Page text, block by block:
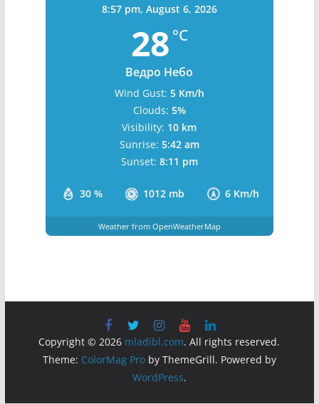
8:57 pm, August 6, 2026
28 °C
Ведро Небо
30 % 1012 mb 6 Km/h
Wind Gust: 5 Km/h
Clouds: 5%
Visibility: 10 km
Sunrise: 5:42 am
Sunset: 8:11 pm
Weather from OpenWeatherMap
Copyright © 2026 mladibl.com. All rights reserved.
Theme: ColorMag Proby ThemeGrill. Powered by
WordPress.